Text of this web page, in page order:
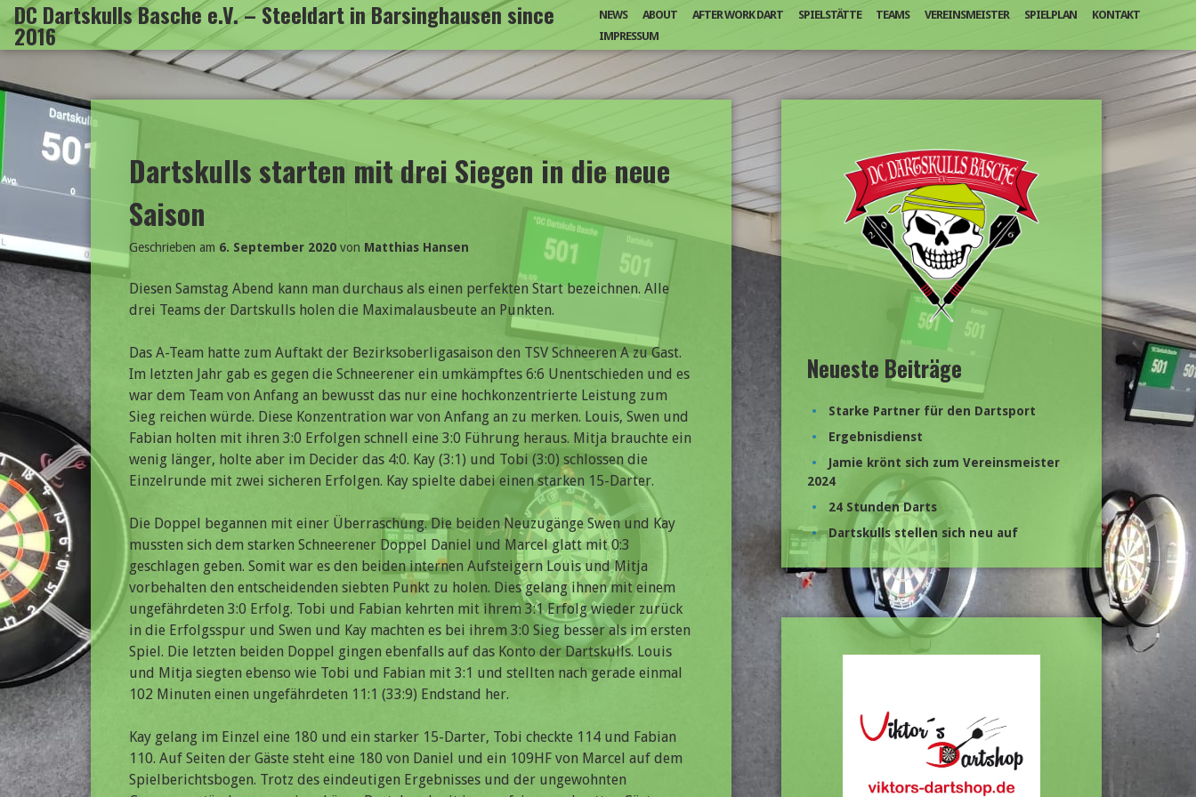
Zum
Inhalt
springen
DC Dartskulls Basche e.V. – Steeldart in Barsinghausen since
2016
NEWS ABOUT AFTER WORK DART SPIELSTÄTTE TEAMS VEREINSMEISTER SPIELPLAN
KONTAKT
IMPRESSUM
Dartskulls starten mit drei Siegen in die neue
Saison
Geschrieben am 6. September 2020 von Matthias Hansen
Diesen Samstag Abend kann man durchaus als einen perfekten Start bezeichnen. Alle
drei Teams der Dartskulls holen die Maximalausbeute an Punkten.
Das A-Team hatte zum Auftakt der Bezirksoberligasaison den TSV Schneeren A zu Gast.
Im letzten Jahr gab es gegen die Schneerener ein umkämpftes 6:6 Unentschieden und es
war dem Team von Anfang an bewusst das nur eine hochkonzentrierte Leistung zum
Sieg reichen würde. Diese Konzentration war von Anfang an zu merken. Louis, Swen und
Fabian holten mit ihren 3:0 Erfolgen schnell eine 3:0 Führung heraus. Mitja brauchte ein
wenig länger, holte aber im Decider das 4:0. Kay (3:1) und Tobi (3:0) schlossen die
Einzelrunde mit zwei sicheren Erfolgen. Kay spielte dabei einen starken 15-Darter.
Die Doppel begannen mit einer Überraschung. Die beiden Neuzugänge Swen und Kay
mussten sich dem starken Schneerener Doppel Daniel und Marcel glatt mit 0:3
geschlagen geben. Somit war es den beiden internen Aufsteigern Louis und Mitja
vorbehalten den entscheidenden siebten Punkt zu holen. Dies gelang ihnen mit einem
ungefährdeten 3:0 Erfolg. Tobi und Fabian kehrten mit ihrem 3:1 Erfolg wieder zurück
in die Erfolgsspur und Swen und Kay machten es bei ihrem 3:0 Sieg besser als im ersten
Spiel. Die letzten beiden Doppel gingen ebenfalls auf das Konto der Dartskulls. Louis
und Mitja siegten ebenso wie Tobi und Fabian mit 3:1 und stellten nach gerade einmal
102 Minuten einen ungefährdeten 11:1 (33:9) Endstand her.
Kay gelang im Einzel eine 180 und ein starker 15-Darter, Tobi checkte 114 und Fabian
110. Auf Seiten der Gäste steht eine 180 von Daniel und ein 109HF von Marcel auf dem
Spielberichtsbogen. Trotz des eindeutigen Ergebnisses und der ungewohnten
Neueste Beiträge
Starke Partner für den Dartsport
Ergebnisdienst
Jamie krönt sich zum Vereinsmeister
2024
24 Stunden Darts
Dartskulls stellen sich neu auf